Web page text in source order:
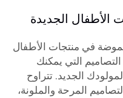
الجديدة
في منتجات الأطفال
التي يمكنك
الجديد. تتراوح
المرحة والملونة،